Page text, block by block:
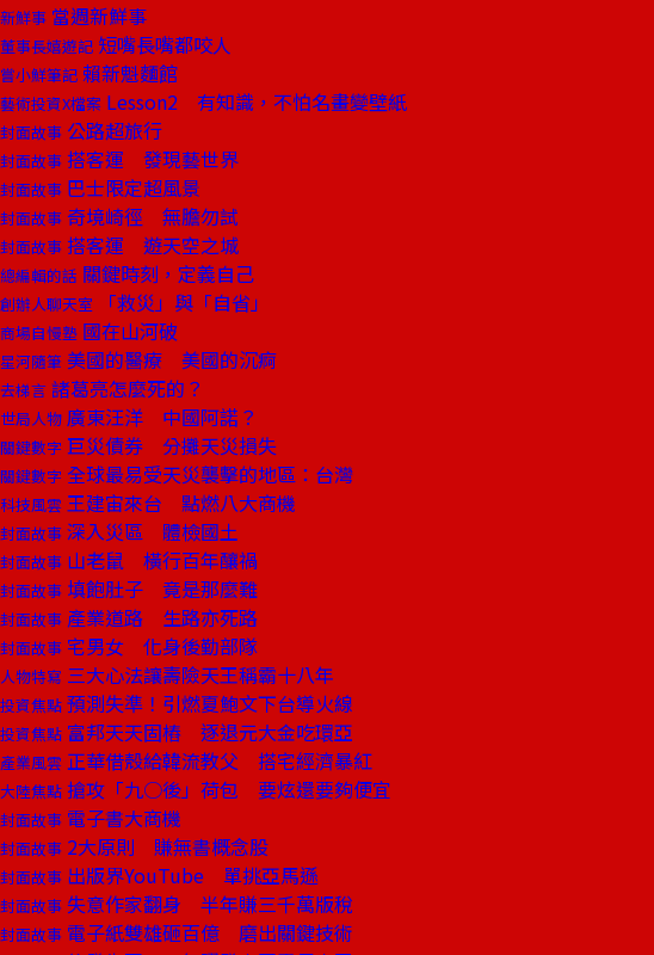
新鮮事 當週新鮮事
董事長嬉遊記 短嘴長嘴都咬人
嘗小鮮筆記 賴新魁麵館
藝術投資X檔案 Lesson2 有知識，不怕名畫變壁紙
封面故事 公路超旅行
封面故事 搭客運 發現藝世界
封面故事 巴士限定超風景
封面故事 奇境崎徑 無膽勿試
封面故事 搭客運 遊天空之城
總編輯的話 關鍵時刻，定義自己
創辦人聊天室 「救災」與「自省」
商場自慢塾 國在山河破
星河隨筆 美國的醫療 美國的沉痾
去梯言 諸葛亮怎麼死的？
世局人物 廣東汪洋 中國阿諾？
關鍵數字 巨災債券 分攤天災損失
關鍵數字 全球最易受天災襲擊的地區：台灣
科技風雲 王建宙來台 點燃八大商機
封面故事 深入災區 體檢國土
封面故事 山老鼠 橫行百年釀禍
封面故事 填飽肚子 竟是那麼難
封面故事 產業道路 生路亦死路
封面故事 宅男女 化身後勤部隊
人物特寫 三大心法讓壽險天王稱霸十八年
投資焦點 預測失準！引燃夏鮑文下台導火線
投資焦點 富邦天天固樁 逐退元大金吃環亞
產業風雲 正華借殼給韓流教父 搭宅經濟暴紅
大陸焦點 搶攻「九○後」荷包 要炫還要夠便宜
封面故事 電子書大商機
封面故事 2大原則 賺無書概念股
封面故事 出版界YouTube 單挑亞馬遜
封面故事 失意作家翻身 半年賺三千萬版稅
封面故事 電子紙雙雄砸百億 磨出關鍵技術